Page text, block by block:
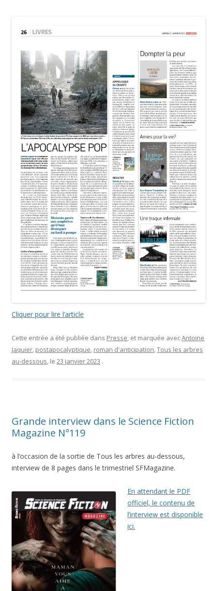
Cliquer pour lire l’article
Cette entrée a été publiée dans Presse, et marquée avecAntoine
Jaquier, postapocalyptique, roman d'anticipation,Tous les arbres
au-dessous, le 23 janvier 2023 .
Grande interview dans le Science Fiction
Magazine N°119
à l’occasion de la sortie de Tous les arbres au-dessous,
interview de 8 pages dans le trimestriel SFMagazine.
En attendant le PDF
officiel, le contenu de
l’interview est disponible
ici.